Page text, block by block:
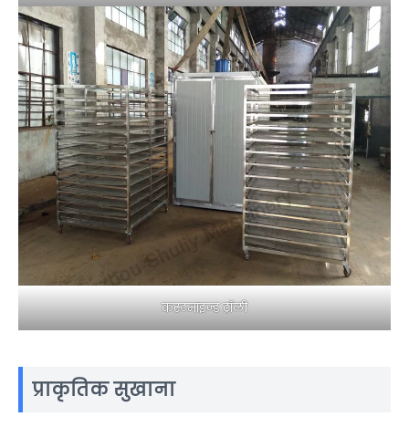
कस्टमाइज्ड ट्रॉली
प्राकृतिक सुखाना